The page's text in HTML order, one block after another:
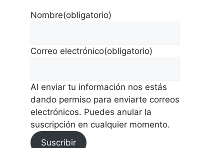
Nombre(obligatorio)
Correo electrónico(obligatorio)
Al enviar tu información nos estás
dando permiso para enviarte correos
electrónicos. Puedes anular la
suscripción en cualquier momento.
Suscribir